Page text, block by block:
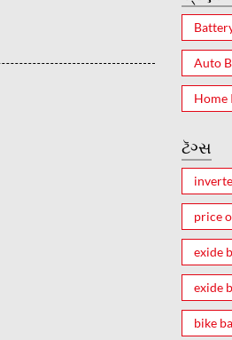
Auto
Home
ટૅગ્સ
price
exide
exide
bike